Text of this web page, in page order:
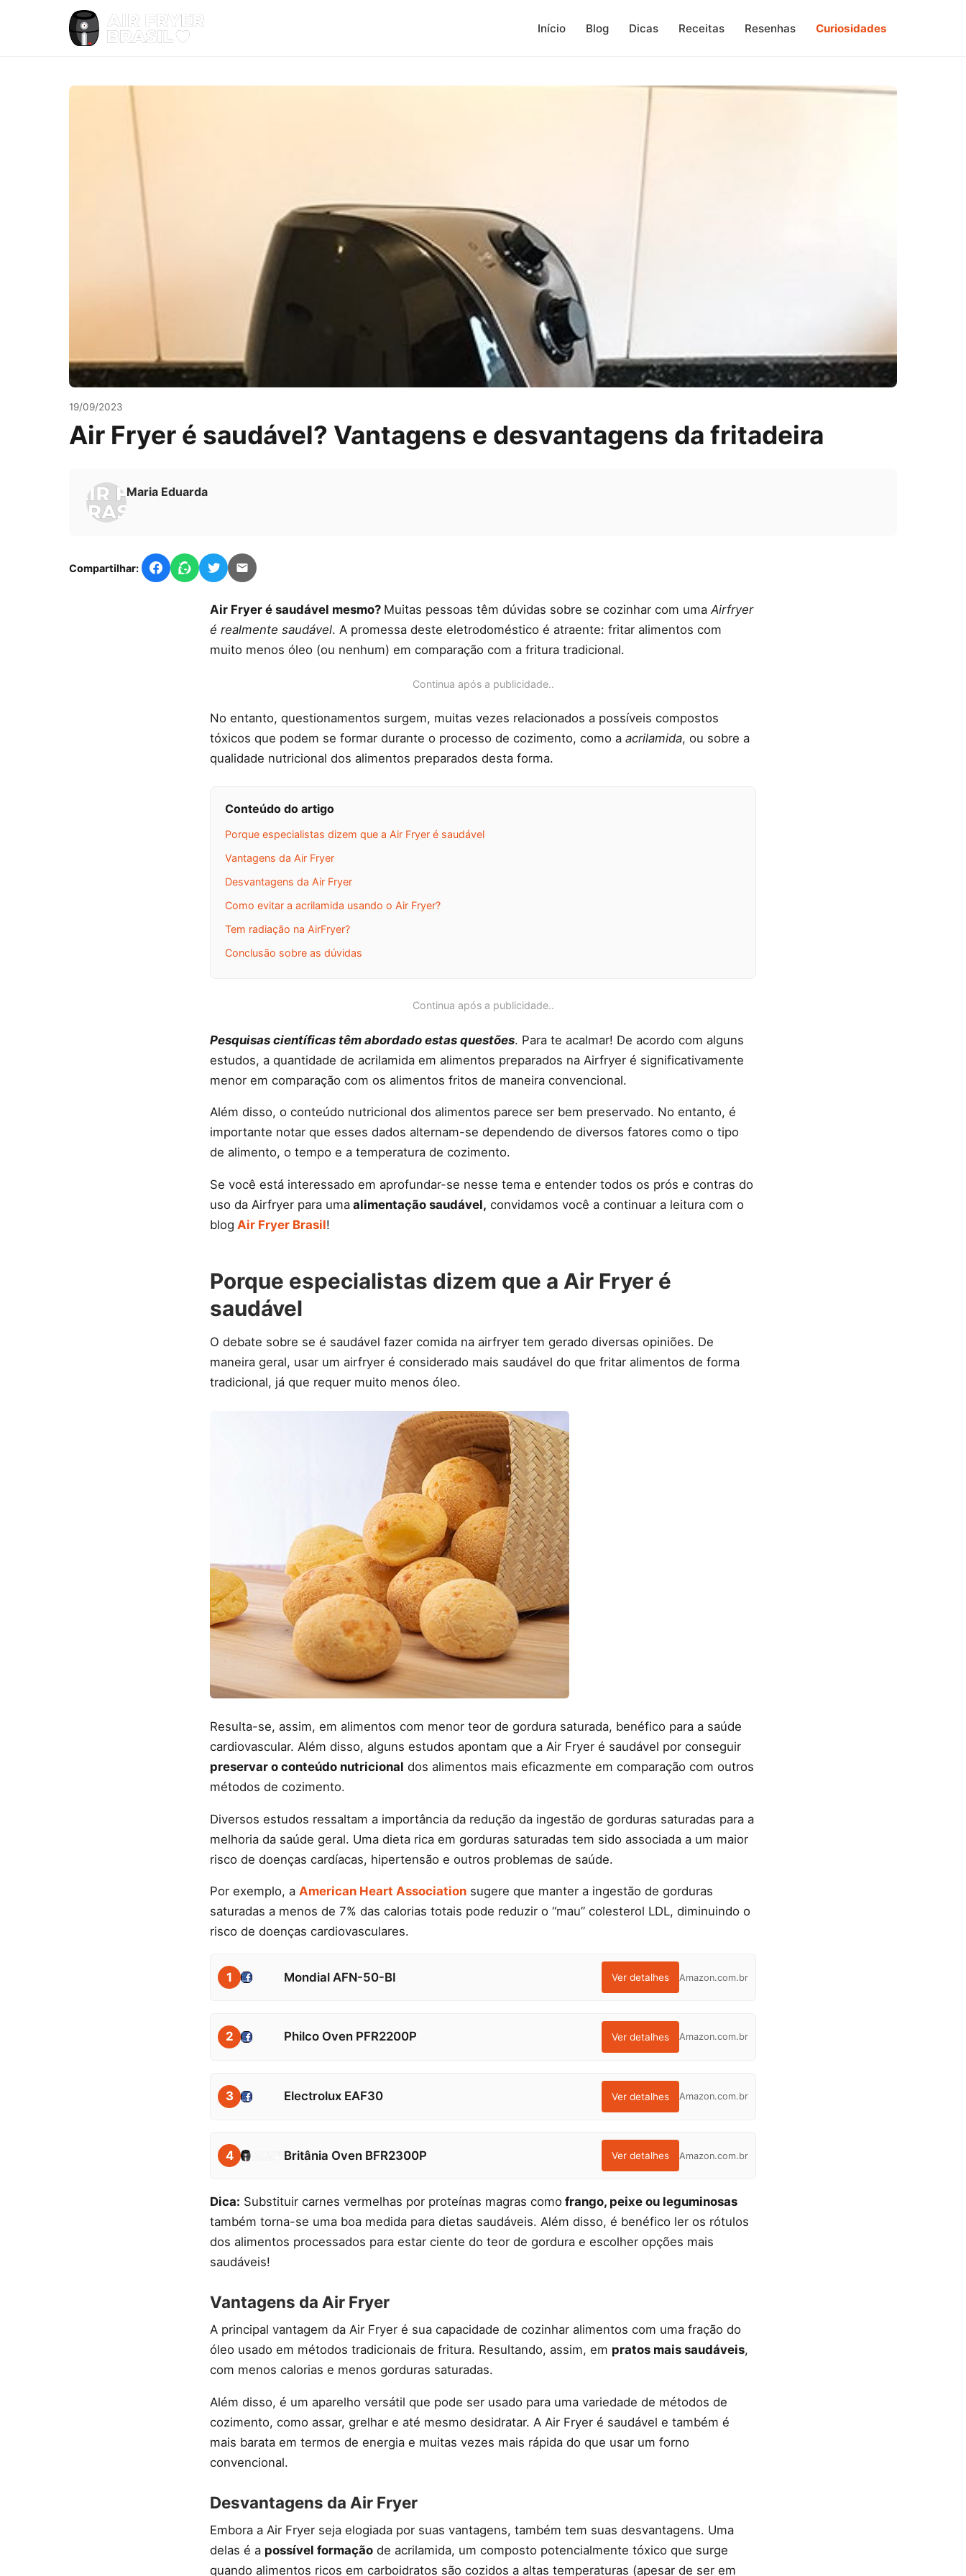
Início Blog Dicas Receitas Resenhas Curiosidades
19/09/2023
Air Fryer é saudável? Vantagens e desvantagens da fritadeira
Maria Eduarda
Compartilhar:
Air Fryer é saudável mesmo? Muitas pessoas têm dúvidas sobre se cozinhar com umaAirfryer
é realmente saudável. A promessa deste eletrodoméstico é atraente: fritar alimentos com
muito menos óleo (ou nenhum) em comparação com a fritura tradicional.
Continua após a publicidade..
No entanto, questionamentos surgem, muitas vezes relacionados a possíveis compostos
tóxicos que podem se formar durante o processo de cozimento, como a acrilamida, ou sobre a
qualidade nutricional dos alimentos preparados desta forma.
Conteúdo do artigo
Porque especialistas dizem que a Air Fryer é saudável
Vantagens da Air Fryer
Desvantagens da Air Fryer
Como evitar a acrilamida usando o Air Fryer?
Tem radiação na AirFryer?
Conclusão sobre as dúvidas
Continua após a publicidade..
Pesquisas científicas têm abordado estas questões. Para te acalmar! De acordo com alguns
estudos, a quantidade de acrilamida em alimentos preparados na Airfryer é significativamente
menor em comparação com os alimentos fritos de maneira convencional.
Além disso, o conteúdo nutricional dos alimentos parece ser bem preservado. No entanto, é
importante notar que esses dados alternam-se dependendo de diversos fatores como o tipo
de alimento, o tempo e a temperatura de cozimento.
Se você está interessado em aprofundar-se nesse tema e entender todos os prós e contras do
uso da Airfryer para uma alimentação saudável, convidamos você a continuar a leitura com o
blog Air Fryer Brasil!
Porque especialistas dizem que a Air Fryer é
saudável
O debate sobre se é saudável fazer comida na airfryer tem gerado diversas opiniões. De
maneira geral, usar um airfryer é considerado mais saudável do que fritar alimentos de forma
tradicional, já que requer muito menos óleo.
Resulta-se, assim, em alimentos com menor teor de gordura saturada, benéfico para a saúde
cardiovascular. Além disso, alguns estudos apontam que a Air Fryer é saudável por conseguir
preservar o conteúdo nutricional dos alimentos mais eficazmente em comparação com outros
métodos de cozimento.
Diversos estudos ressaltam a importância da redução da ingestão de gorduras saturadas para a
melhoria da saúde geral. Uma dieta rica em gorduras saturadas tem sido associada a um maior
risco de doenças cardíacas, hipertensão e outros problemas de saúde.
Por exemplo, a American Heart Association sugere que manter a ingestão de gorduras
saturadas a menos de 7% das calorias totais pode reduzir o “mau” colesterol LDL, diminuindo o
risco de doenças cardiovasculares.
1 Mondial AFN-50-BI Ver detalhes Amazon.com.br
2 Philco Oven PFR2200P Ver detalhes Amazon.com.br
3 Electrolux EAF30 Ver detalhes Amazon.com.br
4 Britânia Oven BFR2300P Ver detalhes Amazon.com.br
Dica: Substituir carnes vermelhas por proteínas magras como frango, peixe ou leguminosas
também torna-se uma boa medida para dietas saudáveis. Além disso, é benéfico ler os rótulos
dos alimentos processados para estar ciente do teor de gordura e escolher opções mais
saudáveis!
Vantagens da Air Fryer
A principal vantagem da Air Fryer é sua capacidade de cozinhar alimentos com uma fração do
óleo usado em métodos tradicionais de fritura. Resultando, assim, em pratos mais saudáveis,
com menos calorias e menos gorduras saturadas.
Além disso, é um aparelho versátil que pode ser usado para uma variedade de métodos de
cozimento, como assar, grelhar e até mesmo desidratar. A Air Fryer é saudável e também é
mais barata em termos de energia e muitas vezes mais rápida do que usar um forno
convencional.
Desvantagens da Air Fryer
Embora a Air Fryer seja elogiada por suas vantagens, também tem suas desvantagens. Uma
delas é a possível formação de acrilamida, um composto potencialmente tóxico que surge
quando alimentos ricos em carboidratos são cozidos a altas temperaturas (apesar de ser em